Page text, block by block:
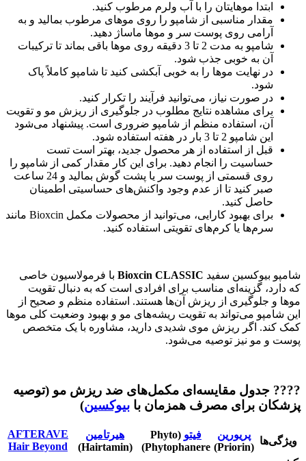
ابتدا موهایتان را با آب ولرم مرطوب کنید.
مقدار مناسبی از شامپو را روی موهای مرطوب بمالید و به
آرامی روی پوست سر و موها ماساژ دهید.
شامپو به مدت 2 تا 3 دقیقه روی موها باقی بماند تا ترکیبات
آن به خوبی جذب شود.
در نهایت موها را به خوبی آبکشی کنید تا شامپو کاملاً پاک
شود.
در صورت نیاز، می‌توانید فرآیند را تکرار کنید.
برای مشاهده نتایج مطلوب در جلوگیری از ریزش مو و تقویت
آن، استفاده منظم از شامپو ضروری است. پیشنهاد می‌شود
این شامپو 2 تا 3 بار در هفته استفاده شود.
قبل از استفاده از هر محصول جدید، بهتر است تست
حساسیت را انجام دهید. برای این کار مقدار کمی از شامپو را
روی قسمتی از پوست سر یا پشت گوش بمالید و 24 ساعت
صبر کنید تا از عدم وجود واکنش‌های حساسیتی اطمینان
حاصل کنید.
برای بهبود کارایی، می‌توانید از محصولات مکمل Bioxcin مانند
سرم‌ها یا کرم‌های تقویتی استفاده کنید.
شامپو بیوکسین سفید Bioxcin CLASSIC با فرمولاسیون خاصی
که دارد، گزینه‌ای مناسب برای افرادی است که به دنبال تقویت
موها و جلوگیری از ریزش آن‌ها هستند. استفاده منظم و صحیح از
این شامپو می‌تواند به تقویت ریشه‌های مو و بهبود وضعیت کلی موها
کمک کند. اگر ریزش موی شدیدی دارید، مشاوره با یک متخصص
پوست و مو نیز توصیه می‌شود.
???? جدول مقایسه‌ای مکمل‌های ضد ریزش مو (توصیه
پزشکان برای مصرف همزمان با بیوکسین)
ویژگی‌ها
پریورین
(Priorin)
فیتو (Phyto
Phytophanere)
هیرتامین
(Hairtamin)
AFTERAVE
Hair Beyond